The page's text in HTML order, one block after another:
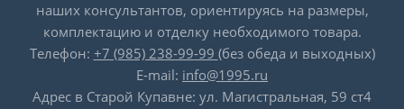
наших консультантов, ориентируясь на размеры,
комплектацию и отделку необходимого товара.
Телефон: +7 (985) 238-99-99 (без обеда и выходных)
E-mail: info@1995.ru
Адрес в Старой Купавне: ул. Магистральная, 59 ст4